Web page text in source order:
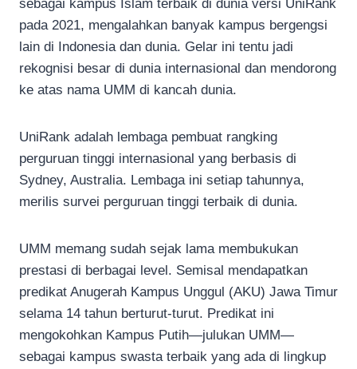
sebagai kampus Islam terbaik di dunia versi UniRank
pada 2021, mengalahkan banyak kampus bergengsi
lain di Indonesia dan dunia. Gelar ini tentu jadi
rekognisi besar di dunia internasional dan mendorong
ke atas nama UMM di kancah dunia.
UniRank adalah lembaga pembuat rangking
perguruan tinggi internasional yang berbasis di
Sydney, Australia. Lembaga ini setiap tahunnya,
merilis survei perguruan tinggi terbaik di dunia.
UMM memang sudah sejak lama membukukan
prestasi di berbagai level. Semisal mendapatkan
predikat Anugerah Kampus Unggul (AKU) Jawa Timur
selama 14 tahun berturut-turut. Predikat ini
mengokohkan Kampus Putih—julukan UMM—
sebagai kampus swasta terbaik yang ada di lingkup